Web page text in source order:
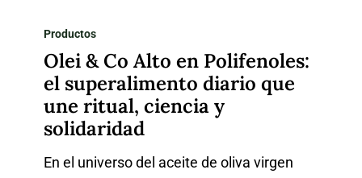
Alto
Polifenoles:
Productos
Olei & Co Alto en Polifenoles:
el superalimento diario que
une ritual, ciencia y
solidaridad
En el universo del aceite de oliva virgen